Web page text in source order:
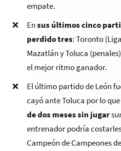
empate.
Ensus últimos cinco
perdido tres: Toronto
Mazatlán y Toluca
el mejor ritmo ganador.
El último partido de León
cayó ante Toluca por lo que
de dos meses sin jugar
entrenador podría
Campeón de Campeones